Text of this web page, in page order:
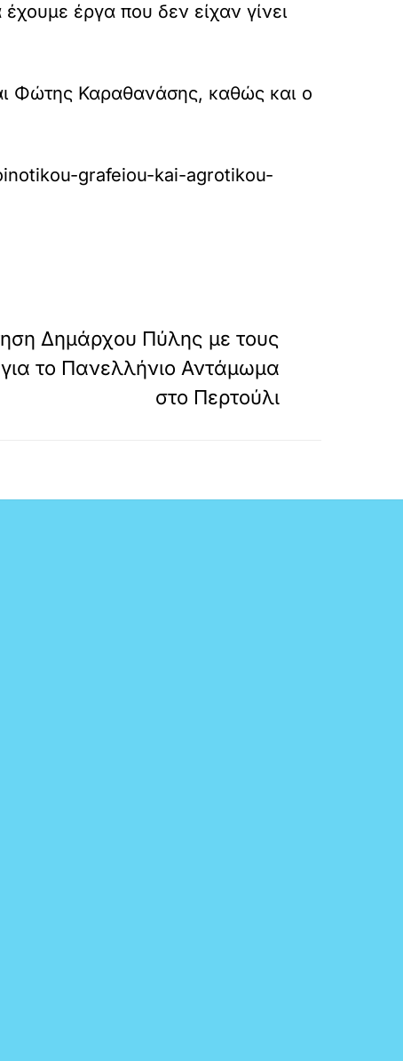
έργα που δεν είχαν γίνει
Φώτης Καραθανάσης, καθώς και ο
grafeiou-kai-agrotikou-
Δημάρχου Πύλης με τους
το Πανελλήνιο Αντάμωμα
στο Περτούλι